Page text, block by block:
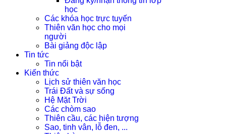
học
Các khóa học trực tuyến
Thiên văn học cho mọi
người
Bài giảng độc lập
Tin tức
Tin nổi bật
Kiến thức
Lịch sử thiên văn học
Trái Đất và sự sống
Hệ Mặt Trời
Các chòm sao
Thiên cầu, các hiện tượng
Sao, tinh vân, lỗ đen, ...